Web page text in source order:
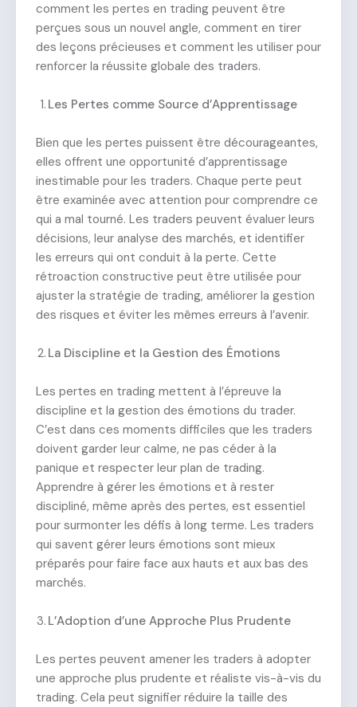
comment les pertes en trading peuvent être
perçues sous un nouvel angle, comment en tirer
des leçons précieuses et comment les utiliser pour
renforcer la réussite globale des traders.
Les Pertes comme Source d’Apprentissage
Bien que les pertes puissent être décourageantes,
elles offrent une opportunité d’apprentissage
inestimable pour les traders. Chaque perte peut
être examinée avec attention pour comprendre ce
qui a mal tourné. Les traders peuvent évaluer leurs
décisions, leur analyse des marchés, et identifier
les erreurs qui ont conduit à la perte. Cette
rétroaction constructive peut être utilisée pour
ajuster la stratégie de trading, améliorer la gestion
des risques et éviter les mêmes erreurs à l’avenir.
La Discipline et la Gestion des Émotions
Les pertes en trading mettent à l’épreuve la
discipline et la gestion des émotions du trader.
C’est dans ces moments difficiles que les traders
doivent garder leur calme, ne pas céder à la
panique et respecter leur plan de trading.
Apprendre à gérer les émotions et à rester
discipliné, même après des pertes, est essentiel
pour surmonter les défis à long terme. Les traders
qui savent gérer leurs émotions sont mieux
préparés pour faire face aux hauts et aux bas des
marchés.
L’Adoption d’une Approche Plus Prudente
Les pertes peuvent amener les traders à adopter
une approche plus prudente et réaliste vis-à-vis du
trading. Cela peut signifier réduire la taille des